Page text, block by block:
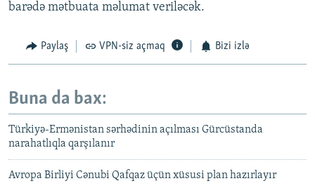
barədə mətbuata məlumat veriləcək.
Paylaş VPN-siz açmaq Bizi izlə
Buna da bax:
Türkiyə-Ermənistan sərhədinin açılması Gürcüstanda
narahatlıqla qarşılanır
Avropa Birliyi Cənubi Qafqaz üçün xüsusi plan hazırlayır